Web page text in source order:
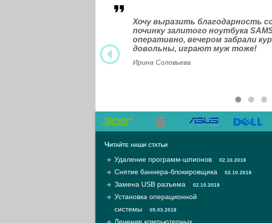
Хочу выразить благодарность
починку залитого ноутбука
оперативно, вечером забрали
довольны, играют муж тоже!
Ирина Соловьева
Читайте наши статьи
Удаление программ-шпионов
02.10.2018
Снятие баннера-блокировщика 02.10.2018
Замена USB разъема 02.10.2018
Установка операционной
системы
05.03.2018